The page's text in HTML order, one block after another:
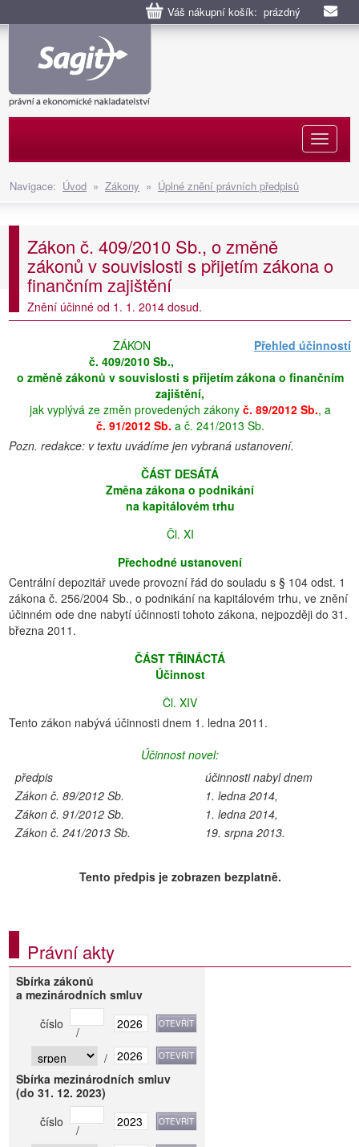
Váš nákupní košík: prázdný
Navigace: Úvod » Zákony » Úplné znění právních předpisů
Zákon č. 409/2010 Sb., o změně
zákonů v souvislosti s přijetím zákona o
finančním zajištění
Znění účinné od 1. 1. 2014 dosud.
Přehled účinností
ZÁKON
č. 409/2010 Sb.,
o změně zákonů v souvislosti s přijetím zákona o finančním
zajištění,
jak vyplývá ze změn provedených zákony č. 89/2012 Sb., a
č. 91/2012 Sb. a č. 241/2013 Sb.
Pozn. redakce: v textu uvádíme jen vybraná ustanovení.
ČÁST DESÁTÁ
Změna zákona o podnikání
na kapitálovém trhu
Čl. XI
Přechodné ustanovení
Centrální depozitář uvede provozní řád do souladu s § 104 odst. 1
zákona č. 256/2004 Sb., o podnikání na kapitálovém trhu, ve znění
účinném ode dne nabytí účinnosti tohoto zákona, nejpozději do 31.
března 2011.
ČÁST TŘINÁCTÁ
Účinnost
Čl. XIV
Tento zákon nabývá účinnosti dnem 1. ledna 2011.
Účinnost novel:
předpis
účinnosti nabyl dnem
Zákon č. 89/2012 Sb.
1. ledna 2014,
Zákon č. 91/2012 Sb.
1. ledna 2014,
Zákon č. 241/2013 Sb.
19. srpna 2013.
Tento předpis je zobrazen bezplatně.
Právní akty
Sbírka zákonů
a mezinárodních smluv
číslo
/
/
Sbírka mezinárodních smluv
(do 31. 12. 2023)
číslo
/